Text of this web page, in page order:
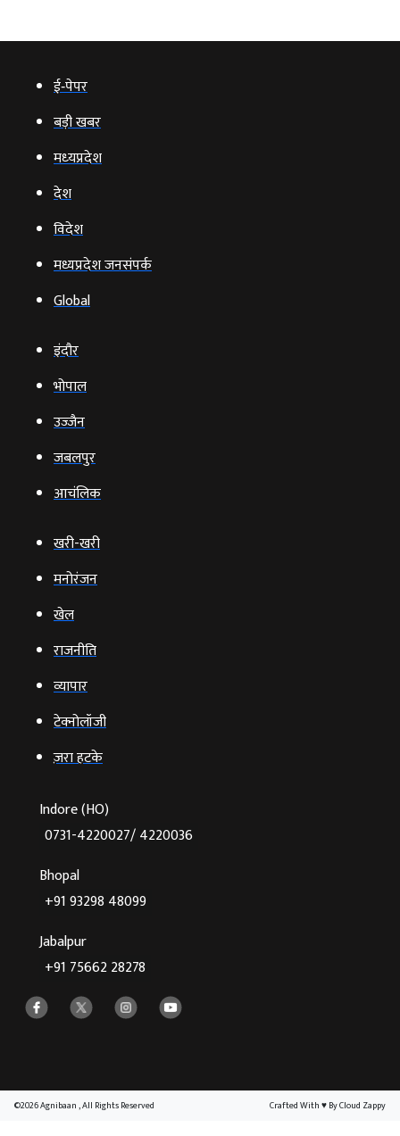
ई‑पेपर
बड़ी खबर
मध्‍यप्रदेश
देश
विदेश
मध्यप्रदेश जनसंपर्क
Global
इंदौर
भोपाल
उज्‍जैन
जबलपुर
आचंलिक
खरी-खरी
मनोरंजन
खेल
राजनीति
व्‍यापार
टेक्‍नोलॉजी
ज़रा हटके
Indore (HO)
0731-4220027/ 4220036
Bhopal
+91 93298 48099
Jabalpur
+91 75662 28278
©2026 Agnibaan , All Rights Reserved Crafted With♥By Cloud Zappy